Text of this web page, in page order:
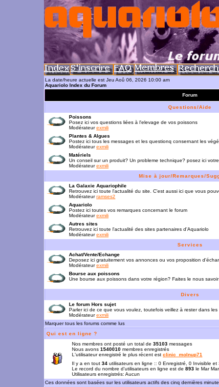
La date/heure actuelle est Jeu Aoû 06, 2026 10:00 am
Aquariolo Index du Forum
Forum
Questions/Aide
Poissons
Posez ici vos questions liées à l'elevage de vos poissons
Modérateurexmili
Plantes & Algues
Postez ici tous les messages et les questionq consernant les
Modérateurexmili
Matériels
Un conseil sur un produit? Un probleme technique? posez ici
Modérateurexmili
Mise à jour/Remarques/
La Galaxie Aquariophile
Retrouvez ici toute l'actualité du site. C'est aussi ici que vous
Modérateurramses2
Aquariolo
Postez ici toutes vos remarques concernant le forum
Modérateurexmili
Autres sites
Retrouvez ici toute l'actualité des sites partenaires d'Aquariolo
Modérateurexmili
Services
Achat/Vente/Echange
Deposez ici gratuitement vos annonces ou vos proposition
Modérateurexmili
Bourse aux poissons
Une bourse aux poissons dans votre région? Faites le nous savoir
Divers
Le forum Hors sujet
Parler ici de ce que vous voulez, toutefois veillez à rester dans les
Modérateurexmili
Marquer tous les forums comme lus
Qui est en ligne ?
Nos membres ont posté un total de 35103 messages
Nous avons 1540010 membres enregistrés
L'utilisateur enregistré le plus récent est clinic_molnup71
Il y a en tout 34 utilisateurs en ligne :: 0 Enregistré, 0 Invisible
Le record du nombre d'utilisateurs en ligne est de 893 le Mar
Utilisateurs enregistrés: Aucun
Ces données sont basées sur les utilisateurs actifs des cinq dernières